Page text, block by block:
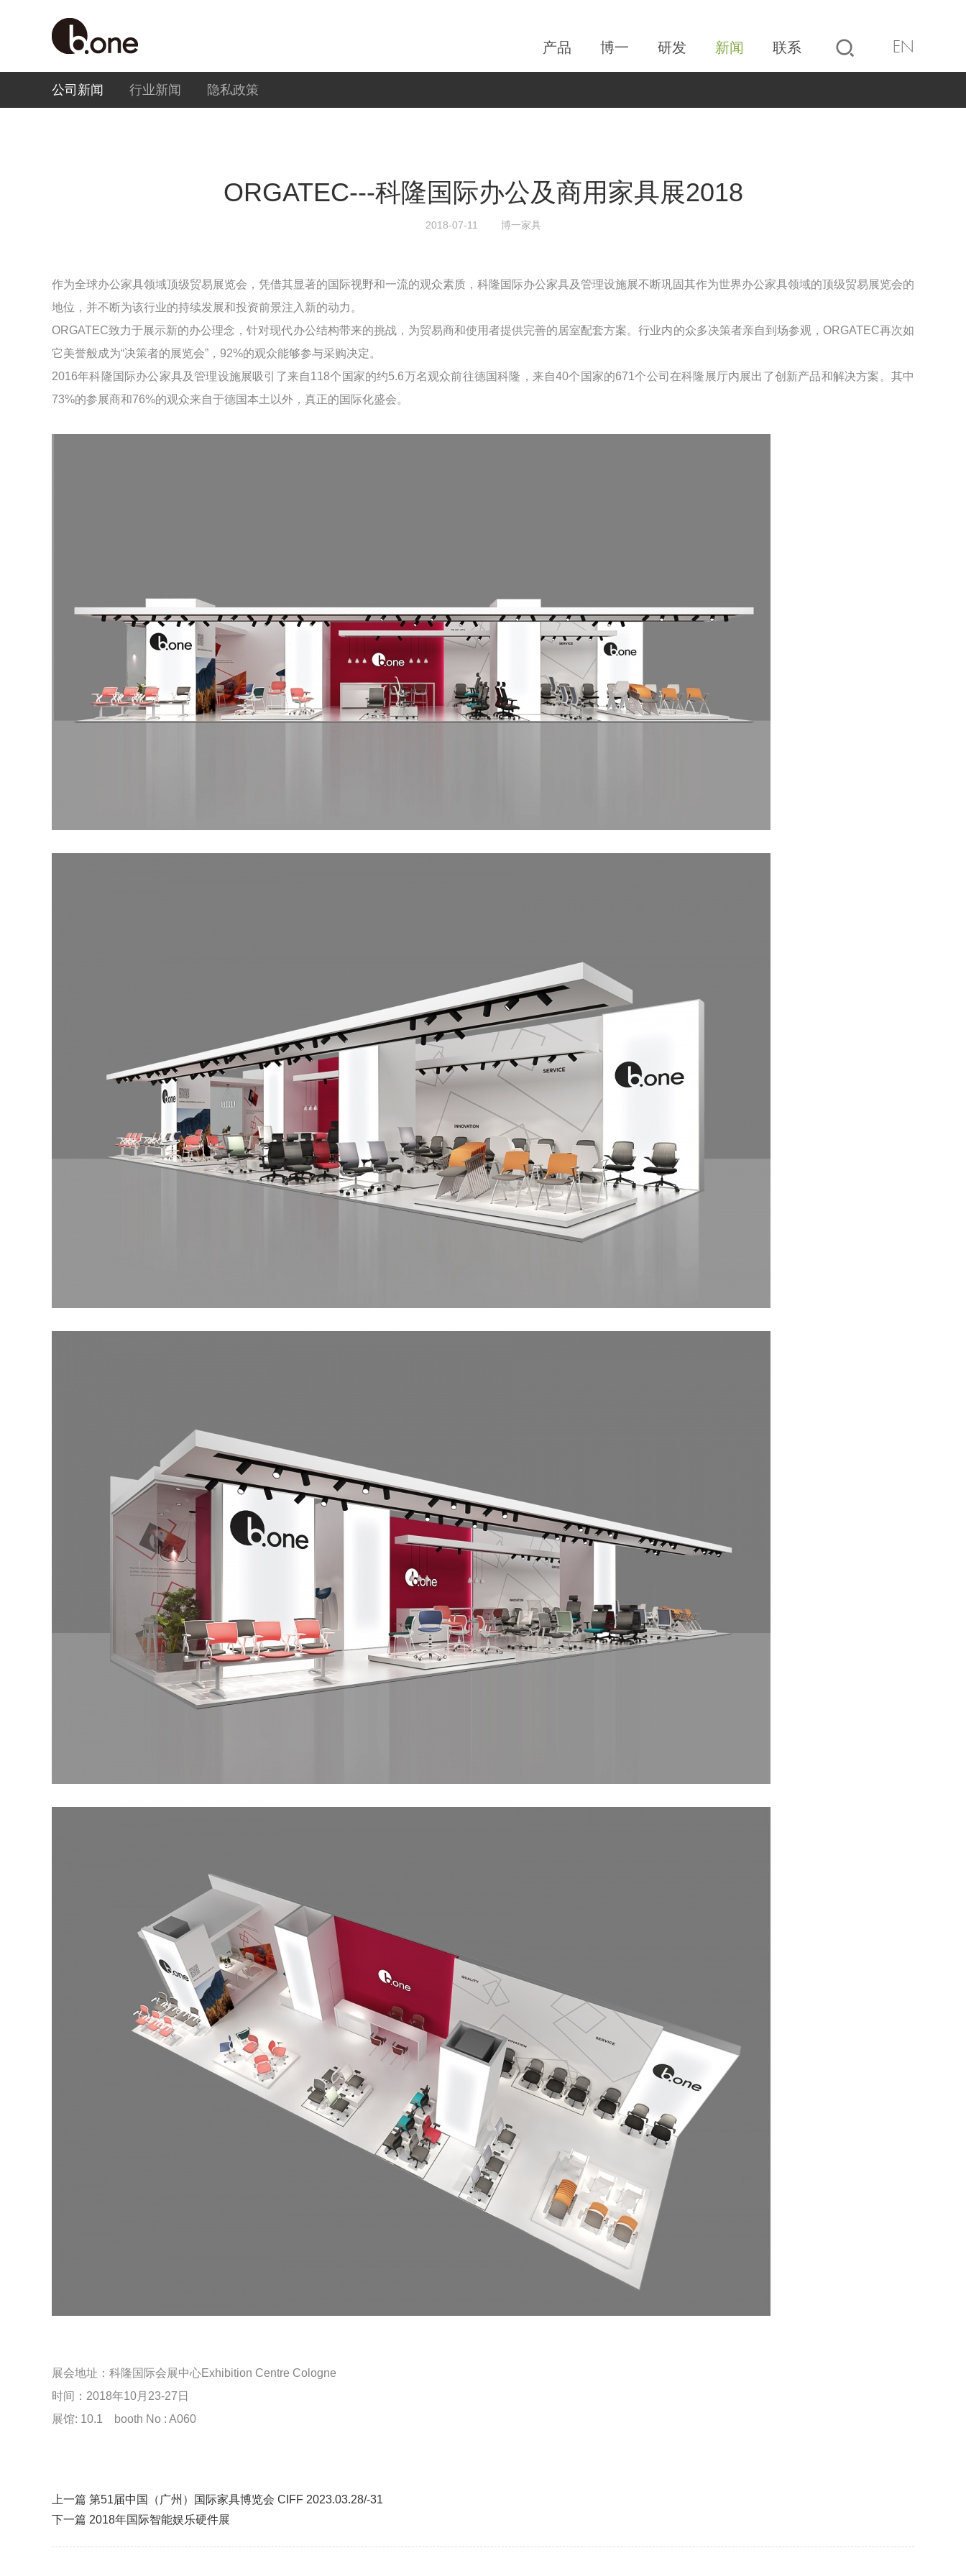
产品 博一 研发 新闻 联系 EN
公司新闻 行业新闻 隐私政策
ORGATEC---科隆国际办公及商用家具展2018
2018-07-11 博一家具
作为全球办公家具领域顶级贸易展览会，凭借其显著的国际视野和一流的观众素质，科隆国际办公家具及管理设施展不断巩固其作为世界办公家具领域的顶级贸易展览会的
地位，并不断为该行业的持续发展和投资前景注入新的动力。
ORGATEC致力于展示新的办公理念，针对现代办公结构带来的挑战，为贸易商和使用者提供完善的居室配套方案。行业内的众多决策者亲自到场参观，ORGATEC再次如
它美誉般成为“决策者的展览会”，92%的观众能够参与采购决定。
2016年科隆国际办公家具及管理设施展吸引了来自118个国家的约5.6万名观众前往德国科隆，来自40个国家的671个公司在科隆展厅内展出了创新产品和解决方案。其中
73%的参展商和76%的观众来自于德国本土以外，真正的国际化盛会。
展会地址： 科隆国际会展中心Exhibition Centre Cologne
时间：2018年10月23-27日
展馆: 10.1 booth No : A060
上一篇 第51届中国（广州）国际家具博览会 CIFF 2023.03.28/-31
下一篇 2018年国际智能娱乐硬件展